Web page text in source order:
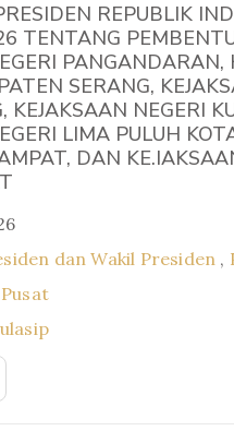
REPUBLIK
TENTANG
PANGANDARAN,
SERANG,
NEGERI
LIMA PULUH
DAN
dan Wakil Presiden ,